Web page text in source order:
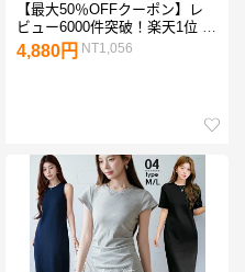
【最大50％OFFクーポン】レ
ビュー6000件突破！楽天1位 透
けないシリーズ・・3タイプUV
加工ワンランク上のマキシ丈ワ
ェア マタニティ マキシワンピ
4,880円 NT1,056